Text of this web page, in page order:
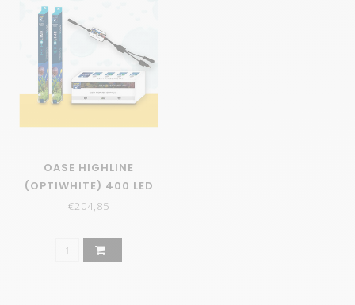
OASE HIGHLINE
(OPTIWHITE) 400 LED
SET BASIC
€204,85